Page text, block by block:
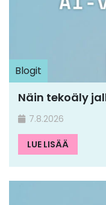
Blogit
Näin tekoäly
7.8.2026
LUE LISÄÄ